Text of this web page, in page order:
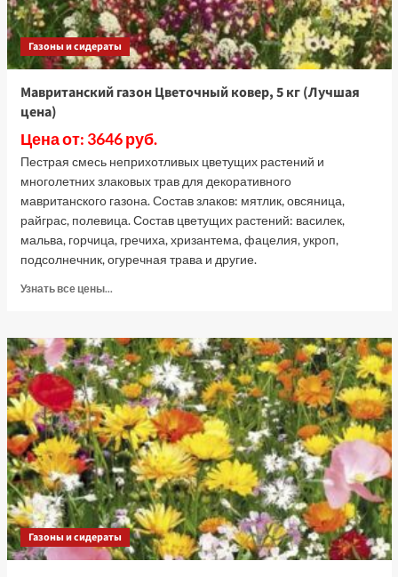
Газоны и сидераты
Мавританский газон Цветочный ковер, 5 кг (Лучшая
цена)
Цена от: 3646 руб.
Пестрая смесь неприхотливых цветущих растений и
многолетних злаковых трав для декоративного
мавританского газона. Состав злаков: мятлик, овсяница,
райграс, полевица. Состав цветущих растений: василек,
мальва, горчица, гречиха, хризантема, фацелия, укроп,
подсолнечник, огуречная трава и другие.
Узнать все цены...
Мавританский
газон
Цветочный
ковер,
5
кг
(Лучшая
цена)
Газоны и сидераты